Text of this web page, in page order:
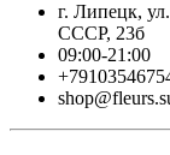
г. Липецк,
СССР, 23б
09:00-21:00